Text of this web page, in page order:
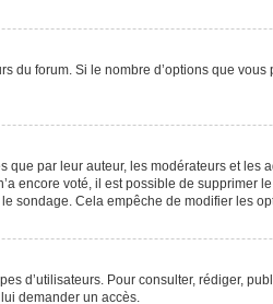
du forum. Si le nombre d’options que
par leur auteur, les modérateurs et
encore voté, il est possible de
sondage. Cela empêche de modifier les
d’utilisateurs. Pour consulter, rédiger,
demander un accès.